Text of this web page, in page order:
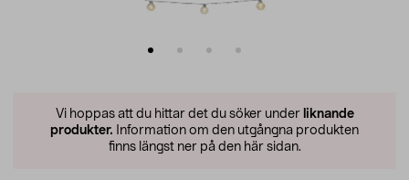
Vi hoppas att du hittar det du söker under liknande
produkter. Information om den utgångna produkten
finns längst ner på den här sidan.